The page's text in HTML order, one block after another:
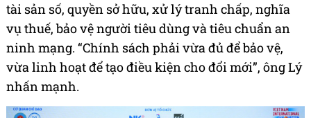
tài sản số, quyền sở hữu, xử lý tranh chấp, nghĩa
vụ thuế, bảo vệ người tiêu dùng và tiêu chuẩn an
ninh mạng. “Chính sách phải vừa đủ để bảo vệ,
vừa linh hoạt để tạo điều kiện cho đổi mới”, ông Lý
nhấn mạnh.